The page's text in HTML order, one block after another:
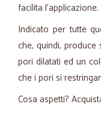
facilita l’applicazione.
Indicato per tutte
che, quindi,
pori dilatati ed un
che i pori si
Cosa aspetti?